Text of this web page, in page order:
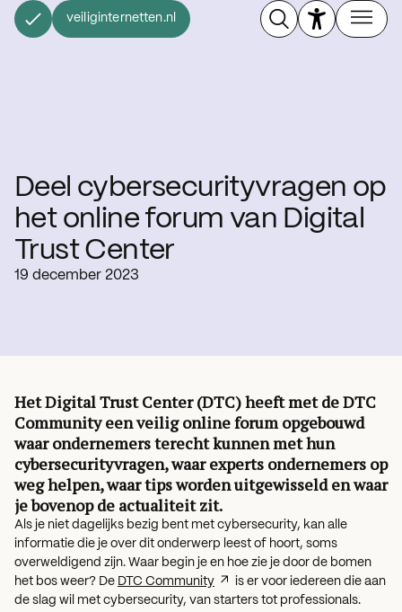
veiliginternetten.nl
Deel cybersecurityvragen op
het online forum van Digital
Trust Center
19 december 2023
Het Digital Trust Center (DTC) heeft met de DTC
Community een veilig online forum opgebouwd
waar ondernemers terecht kunnen met hun
cybersecurityvragen, waar experts ondernemers op
weg helpen, waar tips worden uitgewisseld en waar
je bovenop de actualiteit zit.
Als je niet dagelijks bezig bent met cybersecurity, kan alle
informatie die je over dit onderwerp leest of hoort, soms
overweldigend zijn. Waar begin je en hoe zie je door de bomen
het bos weer? De DTC Community
is er voor iedereen die aan
de slag wil met cybersecurity, van starters tot professionals.